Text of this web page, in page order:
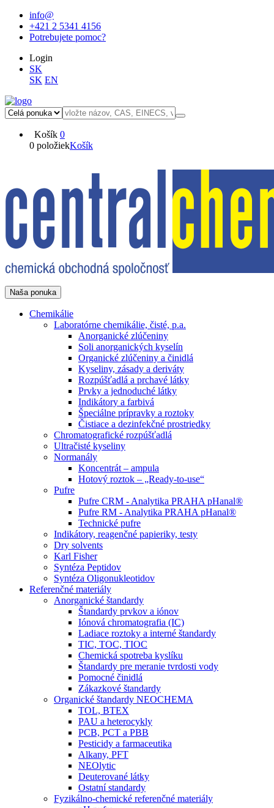
info@
+421 2 5341 4156
Potrebujete pomoc?
Login
SK
SK EN
Košík 0
0 položiekKošík
Naša ponuka
Chemikálie
Laboratórne chemikálie, čisté, p.a.
Anorganické zlúčeniny
Soli anorganických kyselín
Organické zlúčeniny a činidlá
Kyseliny, zásady a deriváty
Rozpúšťadlá a prchavé látky
Prvky a jednoduché látky
Indikátory a farbivá
Špeciálne prípravky a roztoky
Čistiace a dezinfekčné prostriedky
Chromatografické rozpúšťadlá
Ultračisté kyseliny
Normanály
Koncentrát – ampula
Hotový roztok – „Ready-to-use“
Pufre
Pufre CRM - Analytika PRAHA pHanal®
Pufre RM - Analytika PRAHA pHanal®
Technické pufre
Indikátory, reagenčné papieriky, testy
Dry solvents
Karl Fisher
Syntéza Peptidov
Syntéza Oligonukleotidov
Referenčné materiály
Anorganické štandardy
Štandardy prvkov a iónov
Iónová chromatografia (IC)
Ladiace roztoky a interné štandardy
TIC, TOC, TIOC
Chemická spotreba kyslíku
Štandardy pre meranie tvrdosti vody
Pomocné činidlá
Zákazkové štandardy
Organické štandardy NEOCHEMA
TOL, BTEX
PAU a heterocykly
PCB, PCT a PBB
Pesticidy a farmaceutika
Alkany, PFT
NEOlytic
Deuterované látky
Ostatní standardy
Fyzikálno-chemické referenčné materiály